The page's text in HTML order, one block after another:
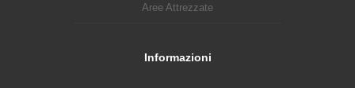
Aree Attrezzate
Informazioni